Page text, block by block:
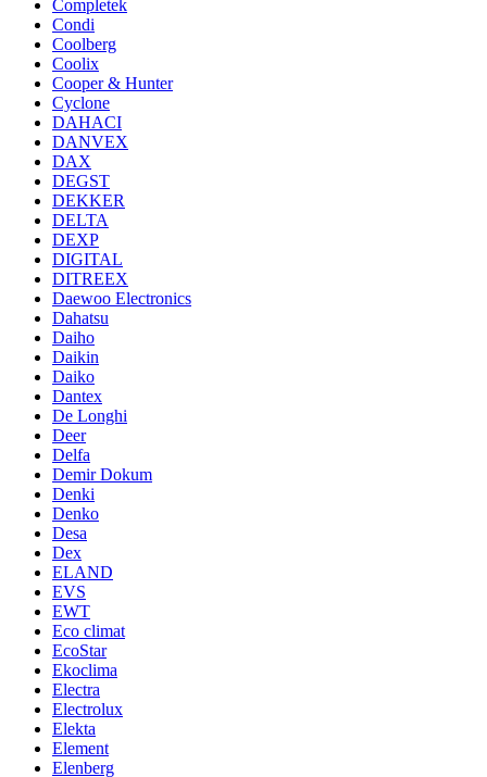
Completek
Condi
Coolberg
Coolix
Cooper & Hunter
Cyclone
DAHACI
DANVEX
DAX
DEGST
DEKKER
DELTA
DEXP
DIGITAL
DITREEX
Daewoo Electronics
Dahatsu
Daiho
Daikin
Daiko
Dantex
De Longhi
Deer
Delfa
Demir Dokum
Denki
Denko
Desa
Dex
ELAND
EVS
EWT
Eco climat
EcoStar
Ekoclima
Electra
Electrolux
Elekta
Element
Elenberg